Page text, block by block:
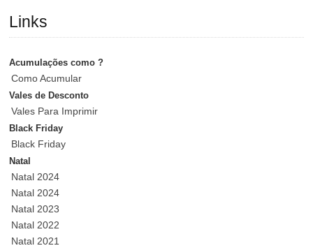
Links
Acumulações como ?
Como Acumular
Vales de Desconto
Vales Para Imprimir
Black Friday
Black Friday
Natal
Natal 2024
Natal 2024
Natal 2023
Natal 2022
Natal 2021